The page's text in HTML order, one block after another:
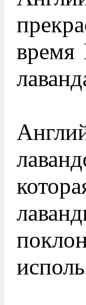
время